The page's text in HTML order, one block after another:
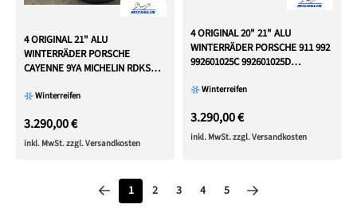
4 ORIGINAL 21" ALU
WINTERRÄDER PORSCHE
CAYENNE 9YA MICHELIN RDKS
Winterreifen
3.290,00 €
inkl. MwSt. zzgl. Versandkosten
4 ORIGINAL 20" 21" ALU
WINTERRÄDER PORSCHE 911 992
992601025C 992601025D
Winterreifen
3.290,00 €
inkl. MwSt. zzgl. Versandkosten
Seite
1 Seite
2 Seite
3 Seite
4 Seite
5